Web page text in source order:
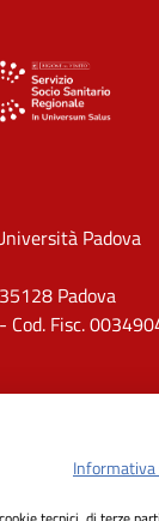
Padova
Padova
Cod. Fisc.
Informativa